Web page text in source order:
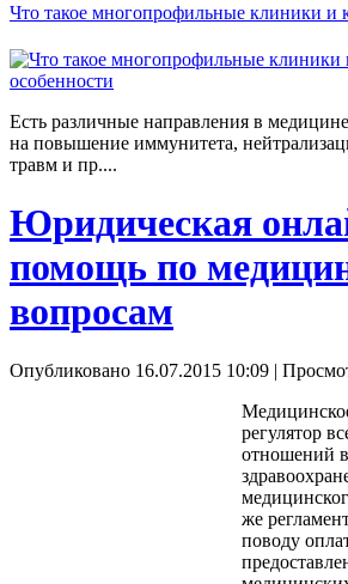
Что такое многопрофильные клиники и
Есть различные направления в
на повышение иммунитета,
травм и пр....
Юридическая
помощь по
вопросам
Опубликовано 16.07.2015 10:09 |
регулятор
отношений
же
поводу